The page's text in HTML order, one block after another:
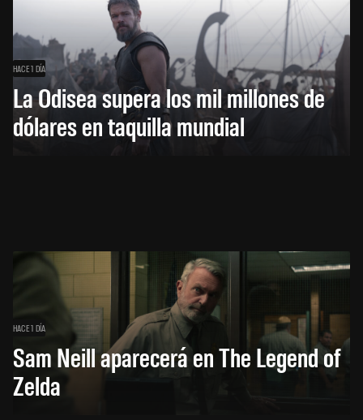
HACE 1 DÍA
La Odisea supera los mil millones de
dólares en taquilla mundial
HACE 1 DÍA
Sam Neill aparecerá en The Legend of
Zelda